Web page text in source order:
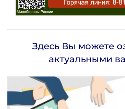
Здесь Вы можете
актуальными